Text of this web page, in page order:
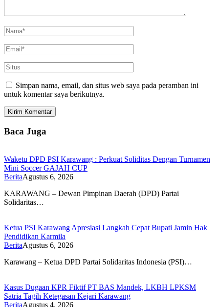
Simpan nama, email, dan situs web saya pada peramban ini
untuk komentar saya berikutnya.
Baca Juga
Waketu DPD PSI Karawang : Perkuat Soliditas Dengan Turnamen
Mini Soccer GAJAH CUP
BeritaAgustus 6, 2026
KARAWANG – Dewan Pimpinan Daerah (DPD) Partai
Solidaritas…
Ketua PSI Karawang Apresiasi Langkah Cepat Bupati Jamin Hak
Pendidikan Karmila
BeritaAgustus 6, 2026
Karawang – Ketua DPD Partai Solidaritas Indonesia (PSI)…
Kasus Dugaan KPR Fiktif PT BAS Mandek, LKBH LPKSM
Satria Tagih Ketegasan Kejari Karawang
BeritaAgustus 4, 2026